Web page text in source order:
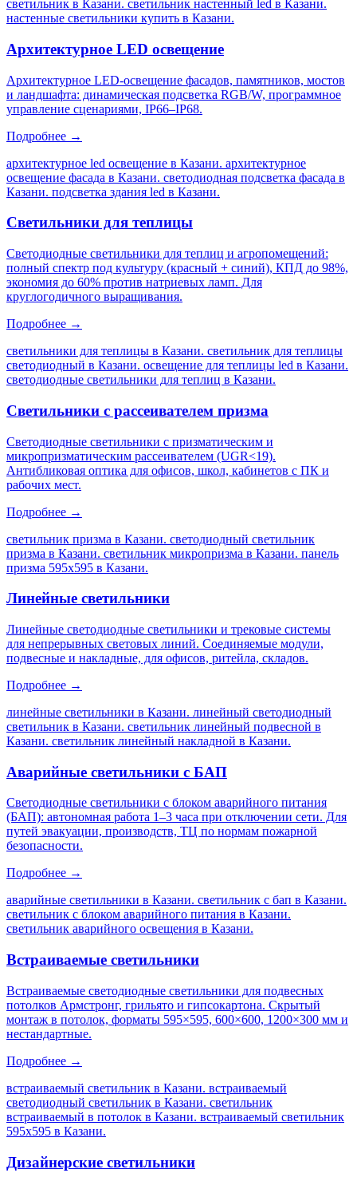
светильник в Казани. светильник настенный led в Казани.
настенные светильники купить в Казани.
Архитектурное LED освещение
Архитектурное LED-освещение фасадов, памятников, мостов
и ландшафта: динамическая подсветка RGB/W, программное
управление сценариями, IP66–IP68.
Подробнее →
архитектурное led освещение в Казани. архитектурное
освещение фасада в Казани. светодиодная подсветка фасада в
Казани. подсветка здания led в Казани.
Светильники для теплицы
Светодиодные светильники для теплиц и агропомещений:
полный спектр под культуру (красный + синий), КПД до 98%,
экономия до 60% против натриевых ламп. Для
круглогодичного выращивания.
Подробнее →
светильники для теплицы в Казани. светильник для теплицы
светодиодный в Казани. освещение для теплицы led в Казани.
светодиодные светильники для теплиц в Казани.
Светильники с рассеивателем призма
Светодиодные светильники с призматическим и
микропризматическим рассеивателем (UGR<19).
Антибликовая оптика для офисов, школ, кабинетов с ПК и
рабочих мест.
Подробнее →
светильник призма в Казани. светодиодный светильник
призма в Казани. светильник микропризма в Казани. панель
призма 595х595 в Казани.
Линейные светильники
Линейные светодиодные светильники и трековые системы
для непрерывных световых линий. Соединяемые модули,
подвесные и накладные, для офисов, ритейла, складов.
Подробнее →
линейные светильники в Казани. линейный светодиодный
светильник в Казани. светильник линейный подвесной в
Казани. светильник линейный накладной в Казани.
Аварийные светильники с БАП
Светодиодные светильники с блоком аварийного питания
(БАП): автономная работа 1–3 часа при отключении сети. Для
путей эвакуации, производств, ТЦ по нормам пожарной
безопасности.
Подробнее →
аварийные светильники в Казани. светильник с бап в Казани.
светильник с блоком аварийного питания в Казани.
светильник аварийного освещения в Казани.
Встраиваемые светильники
Встраиваемые светодиодные светильники для подвесных
потолков Армстронг, грильято и гипсокартона. Скрытый
монтаж в потолок, форматы 595×595, 600×600, 1200×300 мм и
нестандартные.
Подробнее →
встраиваемый светильник в Казани. встраиваемый
светодиодный светильник в Казани. светильник
встраиваемый в потолок в Казани. встраиваемый светильник
595х595 в Казани.
Дизайнерские светильники